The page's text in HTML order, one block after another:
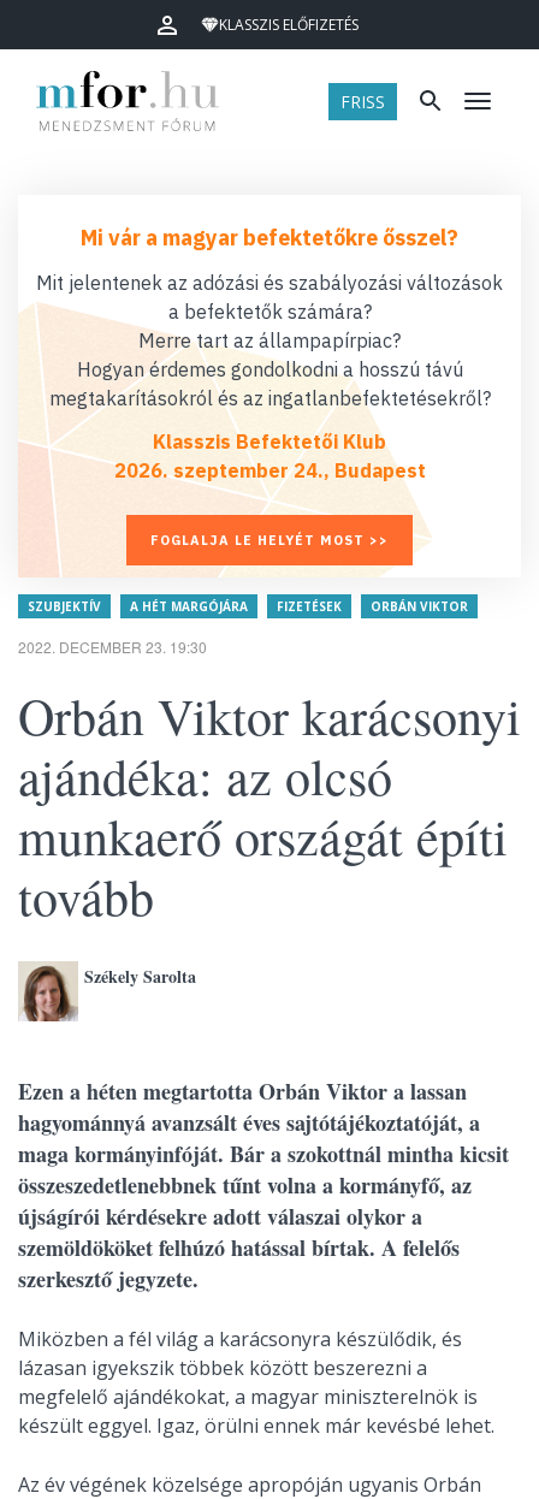
KLASSZIS ELŐFIZETÉS
FRISS Menü
Mi vár a magyar befektetőkre ősszel?
Mit jelentenek az adózási és szabályozási változások
a befektetők számára?
Merre tart az állampapírpiac?
Hogyan érdemes gondolkodni a hosszú távú
megtakarításokról és az ingatlanbefektetésekről?
Klasszis Befektetői Klub
2026. szeptember 24., Budapest
FOGLALJA LE HELYÉT MOST >>
SZUBJEKTÍV A HÉT MARGÓJÁRA FIZETÉSEK ORBÁN VIKTOR
2022. DECEMBER 23. 19:30
Orbán Viktor karácsonyi
ajándéka: az olcsó
munkaerő országát építi
tovább
Székely Sarolta
Ezen a héten megtartotta Orbán Viktor a lassan
hagyománnyá avanzsált éves sajtótájékoztatóját, a
maga kormányinfóját. Bár a szokottnál mintha kicsit
összeszedetlenebbnek tűnt volna a kormányfő, az
újságírói kérdésekre adott válaszai olykor a
szemöldököket felhúzó hatással bírtak. A felelős
szerkesztő jegyzete.
Miközben a fél világ a karácsonyra készülődik, és
lázasan igyekszik többek között beszerezni a
megfelelő ajándékokat, a magyar miniszterelnök is
készült eggyel. Igaz, örülni ennek már kevésbé lehet.
Az év végének közelsége apropóján ugyanis Orbán